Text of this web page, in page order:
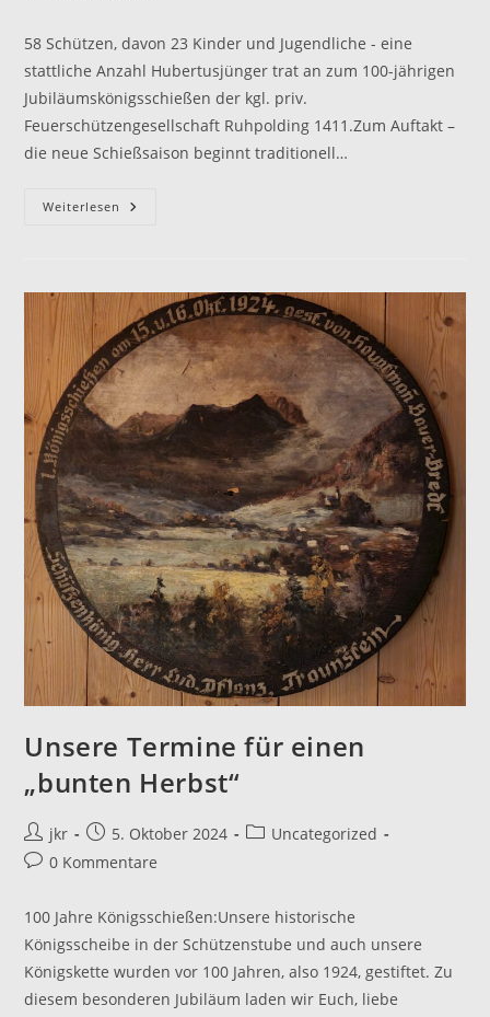
58 Schützen, davon 23 Kinder und Jugendliche - eine
stattliche Anzahl Hubertusjünger trat an zum 100-jährigen
Jubiläumskönigsschießen der kgl. priv.
Feuerschützengesellschaft Ruhpolding 1411.Zum Auftakt –
die neue Schießsaison beginnt traditionell…
Weiterlesen Jubiläumskönigsschießen
Unsere Termine für einen
„bunten Herbst“
Beitrags-
Autor:
jkr
Beitrag
veröffentlicht:
5. Oktober 2024
Beitrags-
Uncategorized
Beitrags-
0 Kommentare
100 Jahre Königsschießen:Unsere historische
Königsscheibe in der Schützenstube und auch unsere
Königskette wurden vor 100 Jahren, also 1924, gestiftet. Zu
diesem besonderen Jubiläum laden wir Euch, liebe